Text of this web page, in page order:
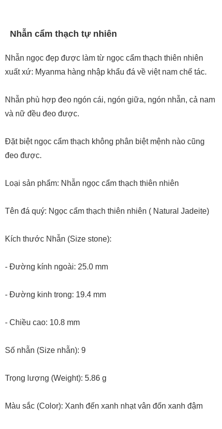
Nhẫn cẩm thạch tự nhiên
Nhẫn ngọc đẹp được làm từ ngọc cẩm thạch thiên nhiên
xuất xứ: Myanma hàng nhập khẩu đá về việt nam chế tác.
Nhẫn phù hợp đeo ngón cái, ngón giữa, ngón nhẫn, cả nam
và nữ đều đeo được.
Đặt biệt ngọc cẩm thạch không phân biệt mệnh nào cũng
đeo được.
Loại sản phẩm: Nhẫn ngọc cẩm thạch thiên nhiên
Tên đá quý: Ngọc cẩm thạch thiên nhiên ( Natural Jadeite)
Kích thước Nhẫn (Size stone):
- Đường kính ngoài: 25.0 mm
- Đường kinh trong: 19.4 mm
- Chiều cao: 10.8 mm
Số nhẫn (Size nhẫn): 9
Trọng lượng (Weight): 5.86 g
Màu sắc (Color): Xanh đến xanh nhạt vân đốn xanh đậm